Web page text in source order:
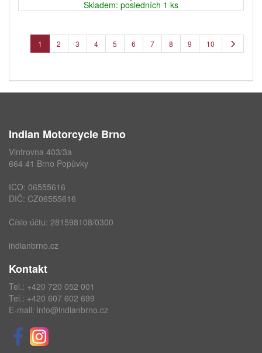
Skladem: posledních 1 ks
1 2 3 4 5 6 7 8 9 10
Indian Motorcycle Brno
Vintrovna 403/3a
664 41 Brno Popůvky
IČO: 06555616
DIČ: CZ06555616
Číslo účtu: 281598108/0300
indianbrno.cz
Kontakt
Tel.: +420 720 052 001
Tel.: +420 607 602 699
E-mail: info@indianbrno.cz